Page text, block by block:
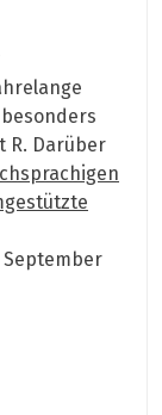
R. Darüber